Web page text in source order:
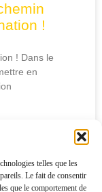
telles que les
Le fait de consentir
que le comportement de
!
! Dans le
en